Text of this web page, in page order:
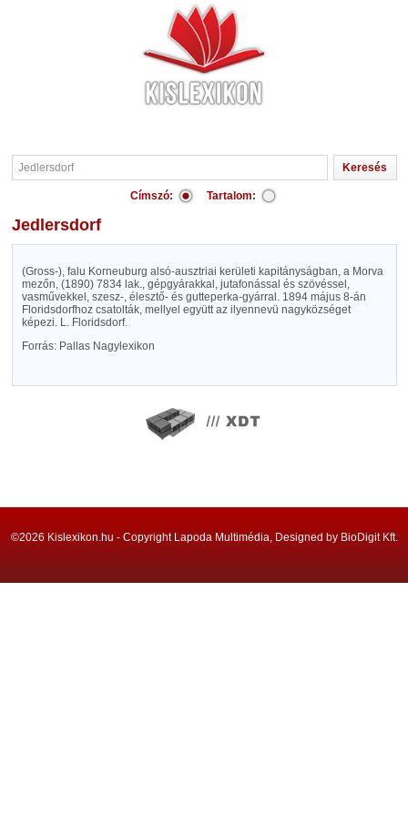
Címszó: Tartalom:
Jedlersdorf
(Gross-), falu Korneuburg alsó-ausztriai kerületi kapitányságban, a Morva
mezőn, (1890) 7834 lak., gépgyárakkal, jutafonással és szövéssel,
vasművekkel, szesz-, élesztő- és gutteperka-gyárral. 1894 május 8-án
Floridsdorfhoz csatolták, mellyel együtt az ilyennevü nagyközséget
képezi. L. Floridsdorf.
Forrás: Pallas Nagylexikon
©2026 Kislexikon.hu - Copyright Lapoda Multimédia, Designed by BioDigit Kft.